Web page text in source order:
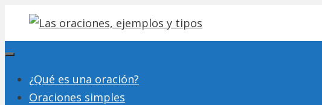
Saltar
contenido
Menú
¿Qué es una oración?
Oraciones simples